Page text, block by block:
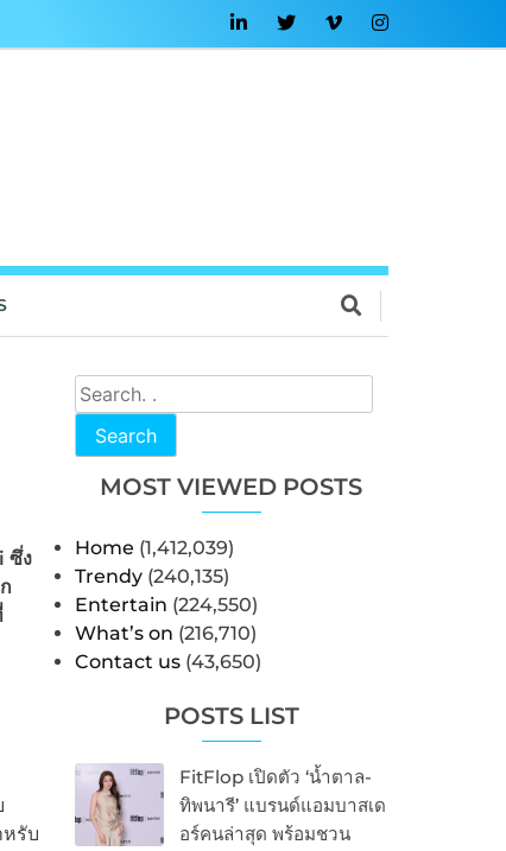
Search
MOST VIEWED POSTS
Home (1,412,039)
Trendy (240,135)
Entertain (224,550)
What’s on (216,710)
Contact us (43,650)
POSTS LIST
FitFlop เปิดตัว ‘น้ำตาล-
ทิพนารี’ แบรนด์แอมบาสเด
อร์คนล่าสุด พร้อมชวน
ซึ่ง
รับ